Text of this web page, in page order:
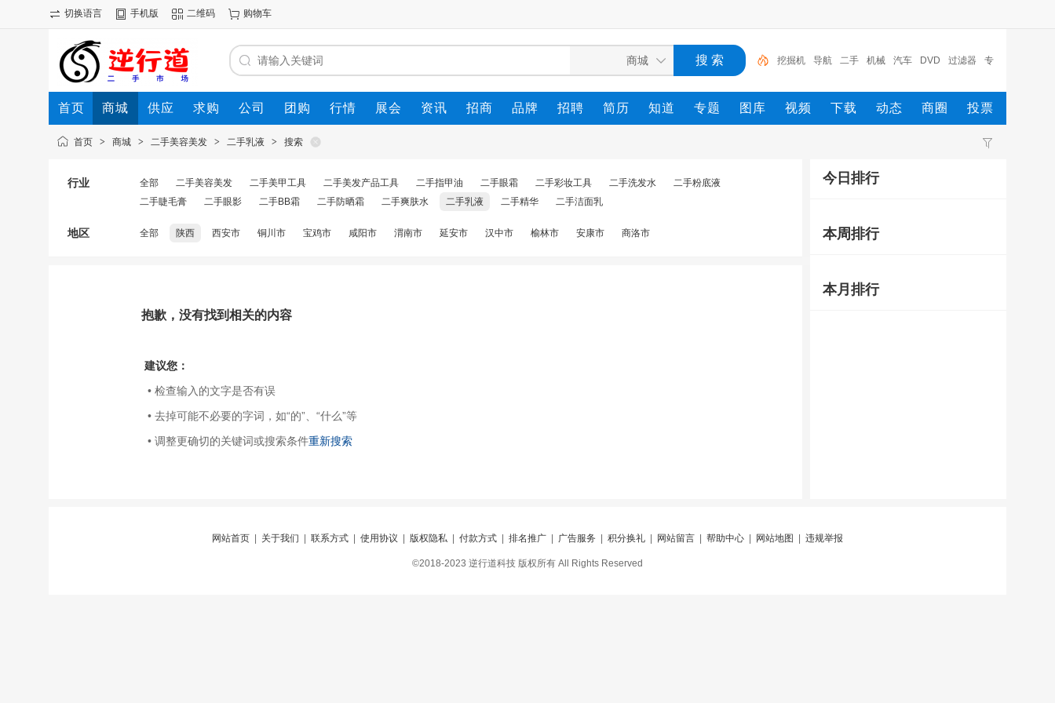
切换语言 手机版 二维码 购物车
挖掘机 导航 二手 机械 汽车 DVD 过滤器 专
车专用 车载
首页 商城 供应 求购 公司 团购 行情 展会 资讯 招商 品牌 招聘 简历 知道 专题 图库 视频 下载 动态 商圈 投票
首页 > 商城 > 二手美容美发 > 二手乳液 > 搜索
行业 全部 二手美容美发 二手美甲工具 二手美发产品工具 二手指甲油 二手眼霜 二手彩妆工具 二手洗发水
二手粉底液
二手睫毛膏
二手眼影 二手BB霜 二手防晒霜 二手爽肤水 二手乳液 二手精华 二手洁面乳
地区 全部 陕西 西安市 铜川市 宝鸡市 咸阳市 渭南市 延安市 汉中市 榆林市 安康市 商洛市
抱歉，没有找到相关的内容
建议您：
• 检查输入的文字是否有误
• 去掉可能不必要的字词，如“的”、“什么”等
• 调整更确切的关键词或搜索条件重新搜索
今日排行
本周排行
本月排行
网站首页 关于我们 联系方式 使用协议 版权隐私 付款方式 排名推广 广告服务 积分换礼 网站留言 帮助中心 网站地图 违规举报
©2018-2023 逆行道科技 版权所有 All Rights Reserved